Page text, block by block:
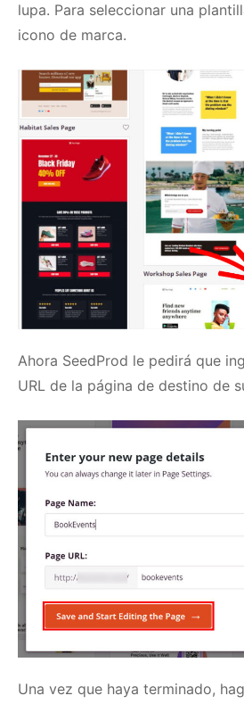
lupa. Para seleccionar una
icono de marca.
Ahora SeedProd le pedirá que
URL de la página de destino de
Una vez que haya terminado,